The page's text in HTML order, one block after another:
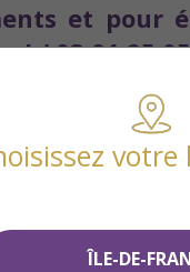
et pour
!/ 03 81 25
ÎLE-DE-